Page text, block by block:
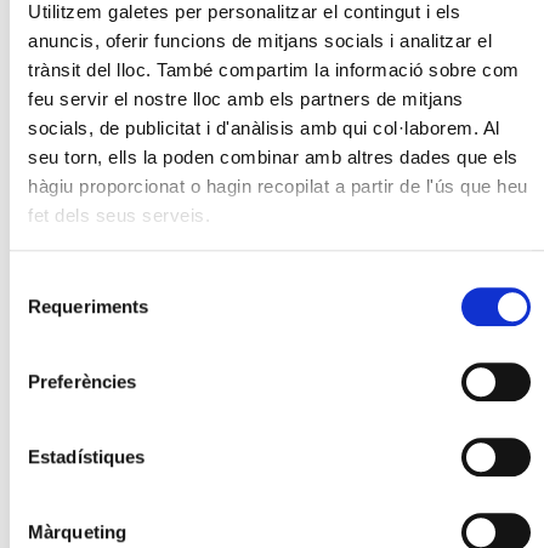
Utilitzem galetes per personalitzar el contingut i els
anuncis, oferir funcions de mitjans socials i analitzar el
trànsit del lloc. També compartim la informació sobre com
feu servir el nostre lloc amb els partners de mitjans
socials, de publicitat i d'anàlisis amb qui col·laborem. Al
seu torn, ells la poden combinar amb altres dades que els
hàgiu proporcionat o hagin recopilat a partir de l'ús que heu
fet dels seus serveis.
Requeriments
Preferències
Estadístiques
Màrqueting